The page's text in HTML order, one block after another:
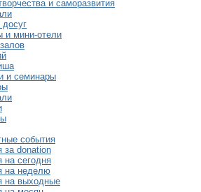
и саморазвития
и мини-отели
и семинары
события
за donation
на сегодня
на неделю
на выходные